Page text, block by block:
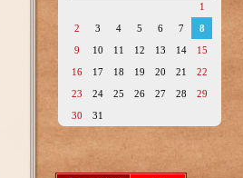
1
2
3 4 5 6 7
8
9
10 11 12 13 14
15
16
17 18 19 20 21
22
23
24 25 26 27 28
29
30
31